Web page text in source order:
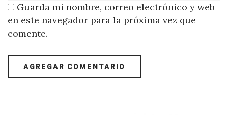
Guarda mi nombre, correo electrónico y web
en este navegador para la próxima vez que
comente.